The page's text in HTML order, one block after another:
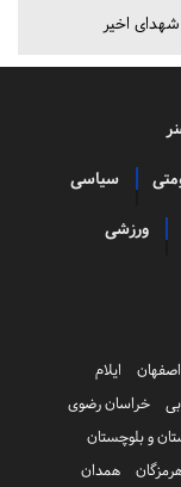
اخیر
سیاسی
ورزشی
اصفهان
ایلام
خراسان رضوی
و بلوچستان
همدان